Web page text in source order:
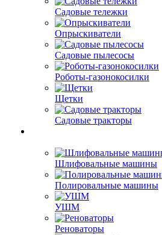
Садовые тележки
Опрыскиватели
Садовые пылесосы
Роботы-газонокосилки
Щетки
Садовые тракторы
Шлифовальные машины
Полировальные машины
УШМ
Реноваторы